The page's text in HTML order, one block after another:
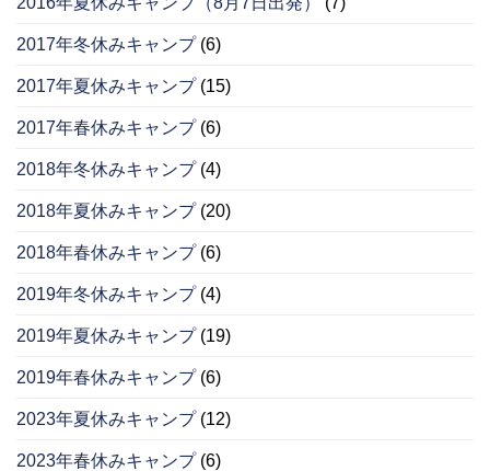
2017年冬休みキャンプ(6)
2017年夏休みキャンプ(15)
2017年春休みキャンプ(6)
2018年冬休みキャンプ(4)
2018年夏休みキャンプ(20)
2018年春休みキャンプ(6)
2019年冬休みキャンプ(4)
2019年夏休みキャンプ(19)
2019年春休みキャンプ(6)
2023年夏休みキャンプ(12)
2023年春休みキャンプ(6)